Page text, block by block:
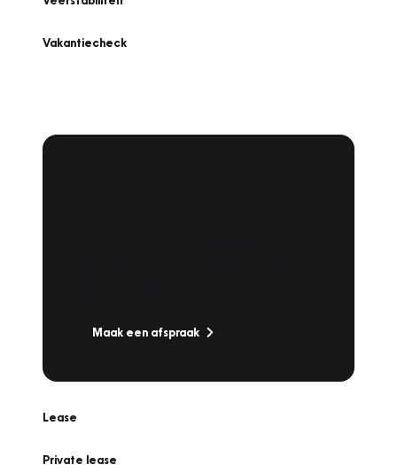
Vakantiecheck
Maak een afspraak
Lease
Private lease